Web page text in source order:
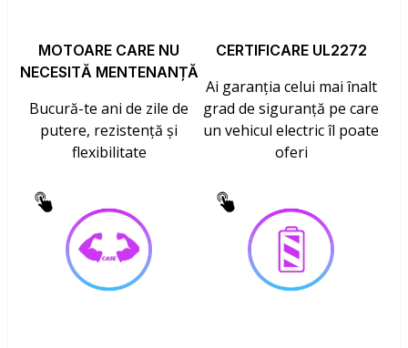
MOTOARE CARE NU
NECESITĂ MENTENANȚĂ
Bucură-te ani de zile de
putere, rezistență și
flexibilitate
CERTIFICARE UL2272
Ai garanția celui mai înalt
grad de siguranță pe care
un vehicul electric îl poate
oferi